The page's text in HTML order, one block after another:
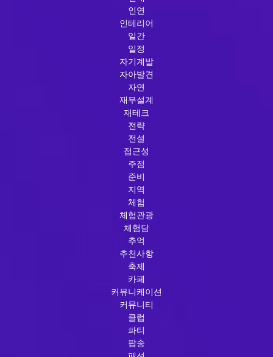
인연
인테리어
일간
일정
자기계발
자아발견
자연
재무설계
재테크
전략
전설
접근성
주점
준비
지역
체험
체험관광
체험담
추억
추천사항
축제
카페
커뮤니케이션
커뮤니티
클럽
파티
팝송